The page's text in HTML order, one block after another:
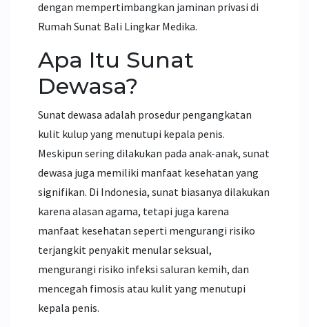
dengan mempertimbangkan jaminan privasi di
Rumah Sunat Bali Lingkar Medika.
Apa Itu Sunat
Dewasa?
Sunat dewasa adalah prosedur pengangkatan
kulit kulup yang menutupi kepala penis.
Meskipun sering dilakukan pada anak-anak, sunat
dewasa juga memiliki manfaat kesehatan yang
signifikan. Di Indonesia, sunat biasanya dilakukan
karena alasan agama, tetapi juga karena
manfaat kesehatan seperti mengurangi risiko
terjangkit penyakit menular seksual,
mengurangi risiko infeksi saluran kemih, dan
mencegah fimosis atau kulit yang menutupi
kepala penis.